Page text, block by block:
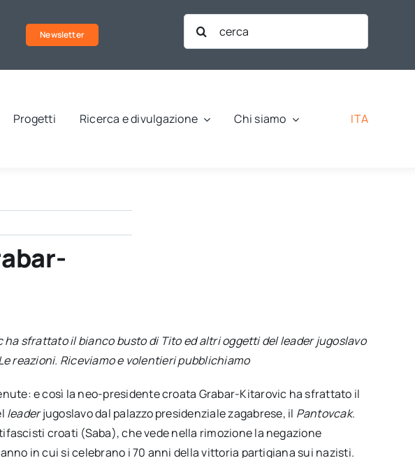
Newsletter
Cerca
per:
Progetti Ricerca e divulgazione Chi siamo ITA
sfrattato il bianco busto di Tito ed altri oggetti delleaderjugoslavo
reazioni. Riceviamo e volentieri pubblichiamo
e così la neo-presidente croata Grabar-Kitarovic ha sfrattato il
leaderjugoslavo dal palazzo presidenziale zagabrese, il Pantovcak.
croati (Saba), che vede nella rimozione la negazione
in cui si celebrano i 70 anni della vittoria partigiana sui nazisti.